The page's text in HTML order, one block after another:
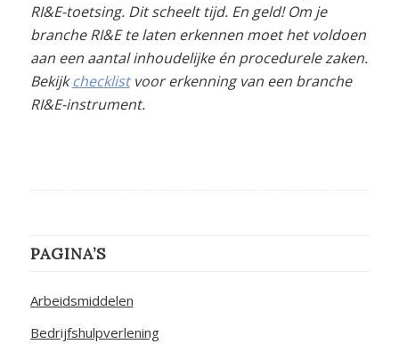
RI&E-toetsing. Dit scheelt tijd. En geld! Om je
branche RI&E te laten erkennen moet het voldoen
aan een aantal inhoudelijke én procedurele zaken.
Bekijkchecklistvoor erkenning van een branche
RI&E-instrument.
PAGINA’S
Arbeidsmiddelen
Bedrijfshulpverlening